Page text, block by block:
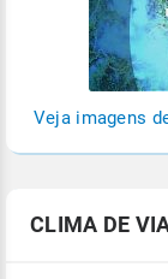
Veja imagens
CLIMA DE